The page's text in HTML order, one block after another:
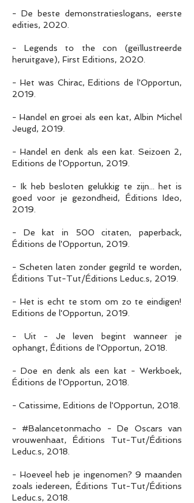
- De beste demonstratieslogans, eerste
edities, 2020.
- Legends to the con (geïllustreerde
heruitgave), First Editions, 2020.
- Het was Chirac, Editions de l'Opportun,
2019.
- Handel en groei als een kat, Albin Michel
Jeugd, 2019.
- Handel en denk als een kat. Seizoen 2,
Editions de l'Opportun, 2019.
- Ik heb besloten gelukkig te zijn... het is
goed voor je gezondheid, Éditions Ideo,
2019.
- De kat in 500 citaten, paperback,
Éditions de l'Opportun, 2019.
- Scheten laten zonder gegrild te worden,
Éditions Tut-Tut/Éditions Leduc.s, 2019.
- Het is echt te stom om zo te eindigen!
Editions de l'Opportun, 2019.
- Uit - Je leven begint wanneer je
ophangt, Éditions de l'Opportun, 2018.
- Doe en denk als een kat - Werkboek,
Éditions de l'Opportun, 2018.
- Catissime, Editions de l'Opportun, 2018.
- #Balancetonmacho - De Oscars van
vrouwenhaat, Éditions Tut-Tut/Éditions
Leduc.s, 2018.
- Hoeveel heb je ingenomen? 9 maanden
zoals iedereen, Éditions Tut-Tut/Éditions
Leduc.s, 2018.